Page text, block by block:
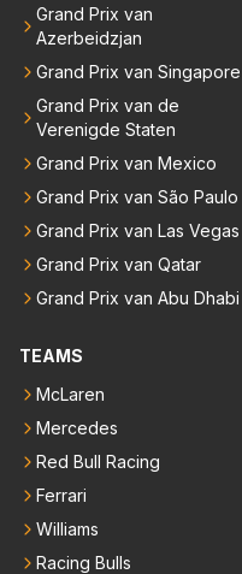
Grand Prix van
Azerbeidzjan
Grand Prix van Singapore
Grand Prix van de
Verenigde Staten
Grand Prix van Mexico
Grand Prix van São Paulo
Grand Prix van Las Vegas
Grand Prix van Qatar
Grand Prix van Abu Dhabi
TEAMS
McLaren
Mercedes
Red Bull Racing
Ferrari
Williams
Racing Bulls